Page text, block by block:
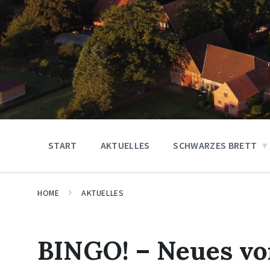
START AKTUELLES SCHWARZES BRETT
HOME AKTUELLES
BINGO! – Neues